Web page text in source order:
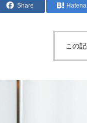
Share Hatena
この